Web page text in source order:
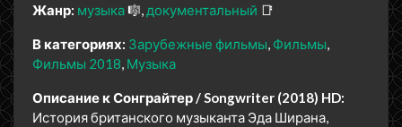
Жанр: музыка 🎼 документальный 📑
В категориях: Зарубежные фильмы Фильмы
Фильмы 2018 Музыка
Описание к Сонграйтер / Songwriter (2018) HD:
История британского музыканта Эда Ширана,